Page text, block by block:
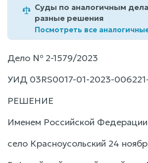
Суды по аналогичным
разные решения
Посмотреть все
Дело № 2-1579/2023
УИД 03RS0017-01-2023-
РЕШЕНИЕ
Именем Российской Федерации
село Красноусольский 24